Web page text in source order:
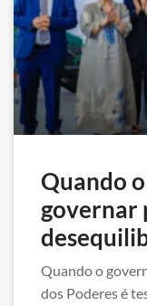
Quando
governar
Quando o
dos Poderes é